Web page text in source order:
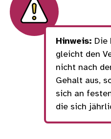
Hinweis: Die
gleicht den
nicht nach
Gehalt aus,
sich an
die sich